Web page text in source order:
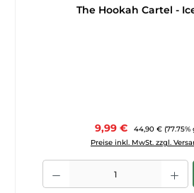
The Hookah Cartel -
Verkaufspreis:
9,99 € Regulärer Preis:
44,90 €
Preise inkl. MwSt. zzgl.
Produkt Anzahl: Gib den